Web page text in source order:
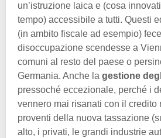
un’istruzione laica e (cosa
tempo) accessibile a tutti. Questi
(in ambito fiscale ad esempio)
disoccupazione scendesse a
comuni al resto del paese o
Germania. Anche la gestione
pressoché eccezionale, perché i
vennero mai risanati con il credito
proventi della nuova tassazione
alto, i privati, le grandi industrie